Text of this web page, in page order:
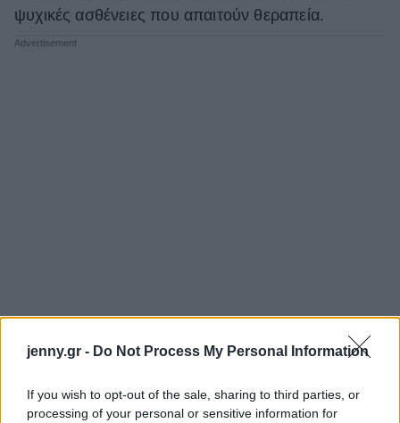
jenny.gr - Do Not Process My Personal Information
If you wish to opt-out of the sale, sharing to third parties, or
processing of your personal or sensitive information for
ψυχικές ασθένειες που απαιτούν θεραπεία.